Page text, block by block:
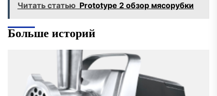
Читать статью Prototype 2 обзор мясорубки
Больше историй